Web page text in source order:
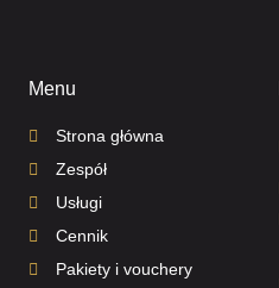
Menu
Strona główna
Zespół
Usługi
Cennik
Pakiety i vouchery